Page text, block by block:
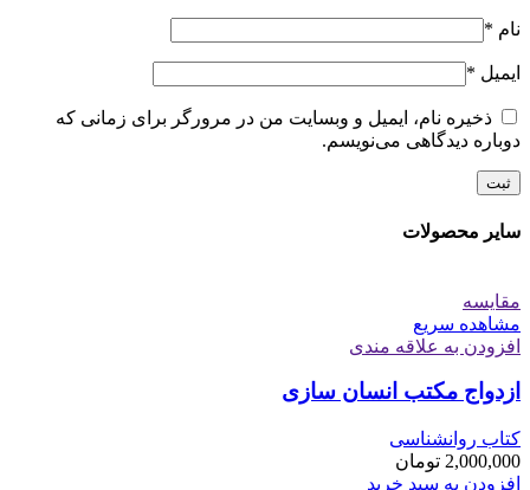
نام *
ایمیل *
ذخیره نام، ایمیل و وبسایت من در مرورگر برای زمانی که
دوباره دیدگاهی می‌نویسم.
سایر محصولات
مقایسه
مشاهده سریع
افزودن به علاقه مندی
ازدواج مکتب انسان سازی
کتاب روانشناسی
2,000,000 تومان
افزودن به سبد خرید